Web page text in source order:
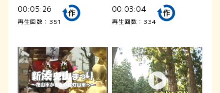
00:05:26
再生回数：351
00:03:04
再生回数：334